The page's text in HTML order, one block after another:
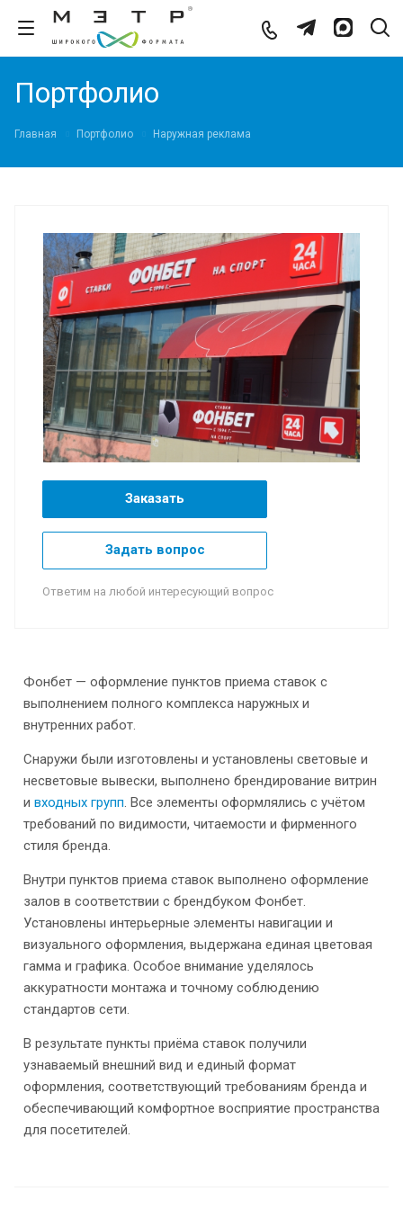
Портфолио
Главная Портфолио Наружная реклама
Заказать
Задать вопрос
Ответим на любой интересующий вопрос
Фонбет — оформление пунктов приема ставок с
выполнением полного комплекса наружных и
внутренних работ.
Снаружи были изготовлены и установлены световые и
несветовые вывески, выполнено брендирование витрин
и входных групп. Все элементы оформлялись с учётом
требований по видимости, читаемости и фирменного
стиля бренда.
Внутри пунктов приема ставок выполнено оформление
залов в соответствии с брендбуком Фонбет.
Установлены интерьерные элементы навигации и
визуального оформления, выдержана единая цветовая
гамма и графика. Особое внимание уделялось
аккуратности монтажа и точному соблюдению
стандартов сети.
В результате пункты приёма ставок получили
узнаваемый внешний вид и единый формат
оформления, соответствующий требованиям бренда и
обеспечивающий комфортное восприятие пространства
для посетителей.